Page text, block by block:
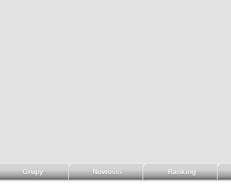
Grupy Nowości Ranking